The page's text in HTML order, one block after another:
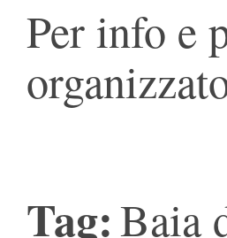
Per info e
Tag:Baia